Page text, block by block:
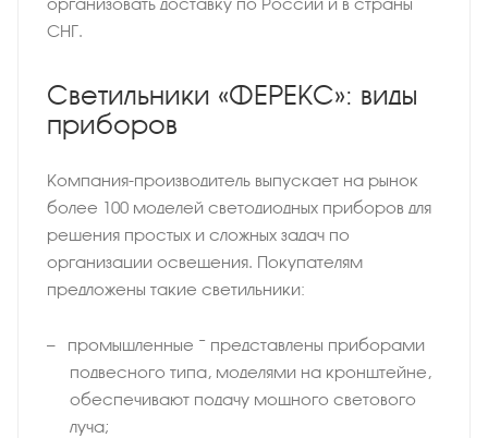
организовать доставку по России и в страны
СНГ.
Светильники «ФЕРЕКС»: виды
приборов
Компания-производитель выпускает на рынок
более 100 моделей светодиодных приборов для
решения простых и сложных задач по
организации освещения. Покупателям
предложены такие светильники:
промышленные − представлены приборами
подвесного типа, моделями на кронштейне,
обеспечивают подачу мощного светового
луча;